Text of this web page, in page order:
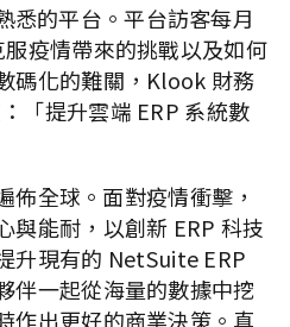
悉的平台。平台訪客每月
疫情帶來的挑戰以及如何
碼化的難關，Klook 財務
「提升雲端 ERP 系統數
全球。面對疫情衝擊，
與能耐，以創新 ERP 科技
升現有的 NetSuite ERP
伴一起從海量的數據中挖
作出更好的商業決策。真